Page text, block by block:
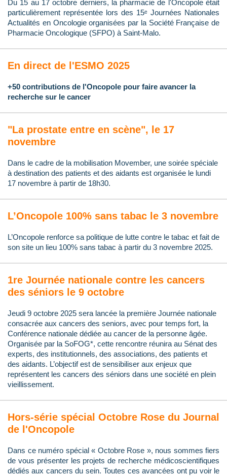
Du 15 au 17 octobre derniers, la pharmacie de l'Oncopole était
particulièrement représentée lors des 15ᵉ Journées Nationales
Actualités en Oncologie organisées par la Société Française de
Pharmacie Oncologique (SFPO) à Saint-Malo.
En direct de l'ESMO 2025
+50 contributions de l'Oncopole pour faire avancer la
recherche sur le cancer
"La prostate entre en scène", le 17
novembre
Dans le cadre de la mobilisation Movember, une soirée spéciale
à destination des patients et des aidants est organisée le lundi
17 novembre à partir de 18h30.
L’Oncopole 100% sans tabac le 3 novembre
L’Oncopole renforce sa politique de lutte contre le tabac et fait de
son site un lieu 100% sans tabac à partir du 3 novembre 2025.
1re Journée nationale contre les cancers
des séniors le 9 octobre
Jeudi 9 octobre 2025 sera lancée la première Journée nationale
consacrée aux cancers des seniors, avec pour temps fort, la
Conférence nationale dédiée au cancer de la personne âgée.
Organisée par la SoFOG*, cette rencontre réunira au Sénat des
experts, des institutionnels, des associations, des patients et
des aidants. L’objectif est de sensibiliser aux enjeux que
représentent les cancers des séniors dans une société en plein
vieillissement.
Hors-série spécial Octobre Rose du Journal
de l'Oncopole
Dans ce numéro spécial « Octobre Rose », nous sommes fiers
de vous présenter les projets de recherche médicoscientifiques
dédiés aux cancers du sein. Toutes ces avancées ont pu voir le